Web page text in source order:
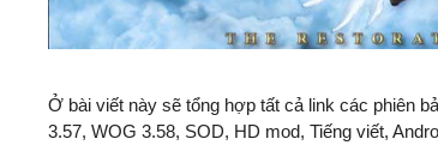
Ở bài viết này sẽ tổng hợp tất cả link các phiên
3.57, WOG 3.58, SOD, HD mod, Tiếng viết,